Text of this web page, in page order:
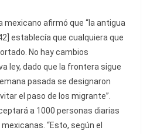
mexicano afirmó que “la antigua
establecía que cualquiera que
No hay cambios
ley, dado que la frontera sigue
pasada se designaron
el paso de los migrante”.
a 1000 personas diarias
“Esto, según el